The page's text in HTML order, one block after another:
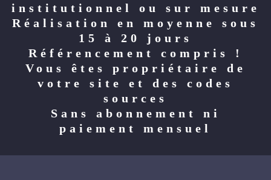
institutionnel ou sur mesure
Réalisation en moyenne sous
15 à 20 jours
Référencement compris !
Vous êtes propriétaire de
votre site et des codes
sources
Sans abonnement ni
paiement mensuel